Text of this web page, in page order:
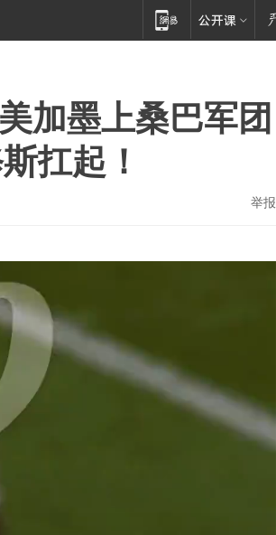
加墨上桑巴军团
扛起！
举报